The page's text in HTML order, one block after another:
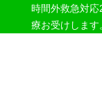
時間外救急対
療お受けします
医療法人社団